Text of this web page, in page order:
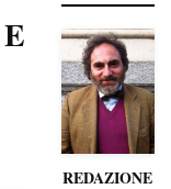
REDAZIONE